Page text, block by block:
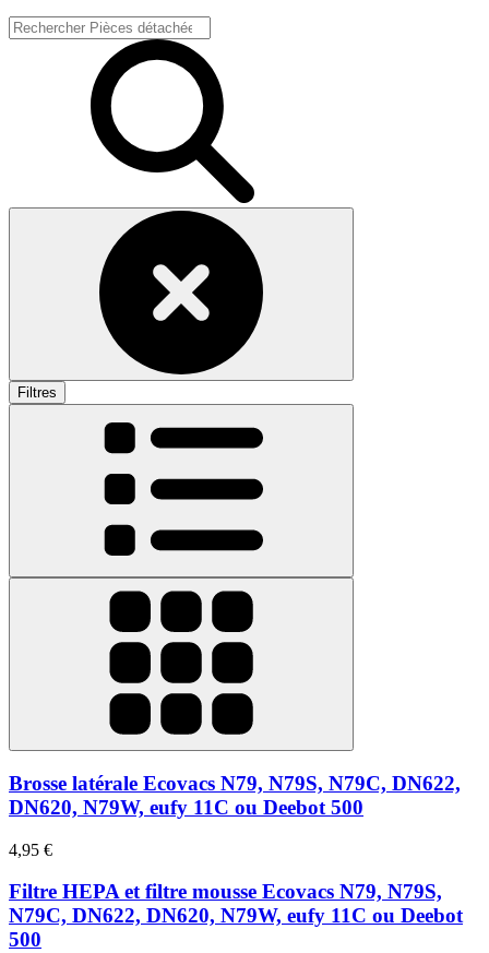
Filtres
Brosse latérale Ecovacs N79, N79S, N79C, DN622,
DN620, N79W, eufy 11C ou Deebot 500
4,95 €
Filtre HEPA et filtre mousse Ecovacs N79, N79S,
N79C, DN622, DN620, N79W, eufy 11C ou Deebot
500